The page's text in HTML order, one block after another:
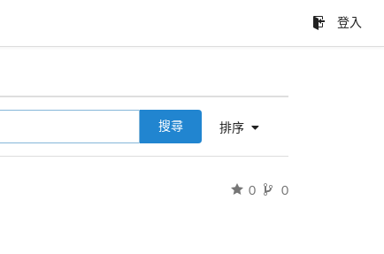
登入
排序
搜尋
0 0